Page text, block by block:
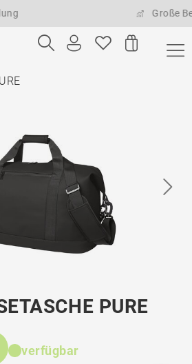
Große
PURE
verfügbar